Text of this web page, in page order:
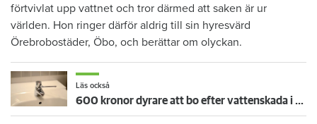
förtvivlat upp vattnet och tror därmed att saken är ur
världen. Hon ringer därför aldrig till sin hyresvärd
Örebrobostäder, Öbo, och berättar om olyckan.
Läs också
600 kronor dyrare att bo efter vattenskada i Varberg